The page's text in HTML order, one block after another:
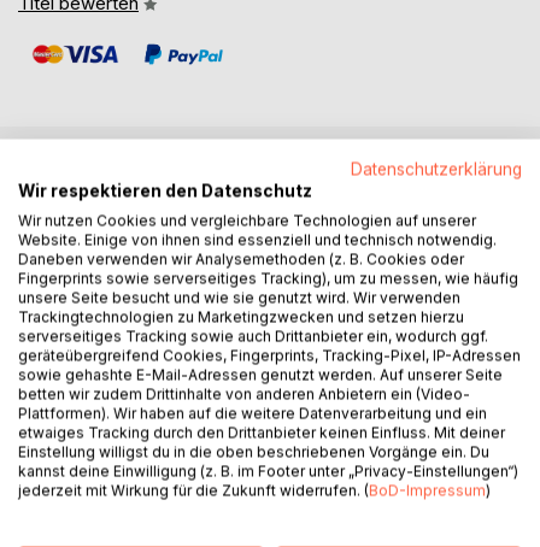
BESCHREIBUNG
In der Fortsetzung seines Buches "Das Geheimnis der
Silberhöhle" entführt uns der Verfasser in die DDR-
Gastronomie. Der junge Autor lernt den Beruf eines Kochs
und schildert unterhaltsam Zustände seiner Zeit.
Der anfangs etwas schüchtern wirkende Held entwickelt
sich, trotz seiner komplizierten Familienverhältnisse, zu
einer "staatlichen Leiterpersönlichkeit". In dieser Zeit
begannen einige romantische Beziehungen, doch letztlich
ruhen alle Hoffnungen auf eine ganz große Liebe.
Datenschutzerklärung
Wir respektieren den Datenschutz
Wir nutzen Cookies und vergleichbare Technologien auf unserer
Website. Einige von ihnen sind essenziell und technisch notwendig.
Daneben verwenden wir Analysemethoden (z. B. Cookies oder
Fingerprints sowie serverseitiges Tracking), um zu messen, wie häufig
unsere Seite besucht und wie sie genutzt wird. Wir verwenden
Trackingtechnologien zu Marketingzwecken und setzen hierzu
serverseitiges Tracking sowie auch Drittanbieter ein, wodurch ggf.
geräteübergreifend Cookies, Fingerprints, Tracking-Pixel, IP-Adressen
sowie gehashte E-Mail-Adressen genutzt werden. Auf unserer Seite
betten wir zudem Drittinhalte von anderen Anbietern ein (Video-
Plattformen). Wir haben auf die weitere Datenverarbeitung und ein
etwaiges Tracking durch den Drittanbieter keinen Einfluss. Mit deiner
Einstellung willigst du in die oben beschriebenen Vorgänge ein. Du
kannst deine Einwilligung (z. B. im Footer unter „Privacy-Einstellungen“)
jederzeit mit Wirkung für die Zukunft widerrufen. (BoD-Impressum)